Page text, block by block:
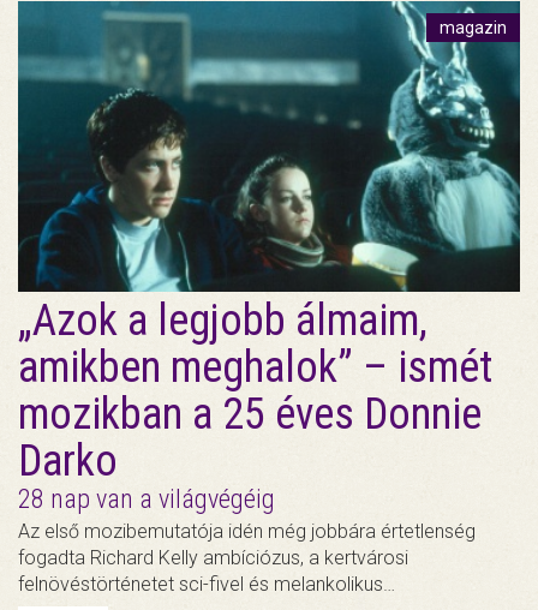
magazin
„Azok a legjobb álmaim,
amikben meghalok” – ismét
mozikban a 25 éves Donnie
Darko
28 nap van a világvégéig
Az első mozibemutatója idén még jobbára értetlenség
fogadta Richard Kelly ambíciózus, a kertvárosi
felnövéstörténetet sci-fivel és melankolikus…